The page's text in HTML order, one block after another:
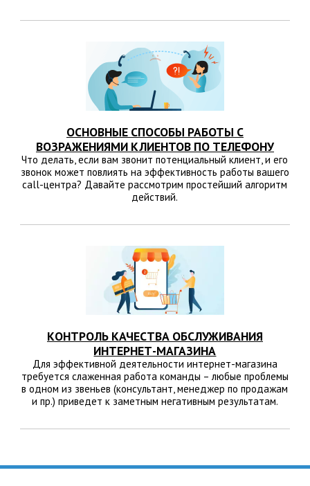
ОСНОВНЫЕ СПОСОБЫ РАБОТЫ С
ВОЗРАЖЕНИЯМИ КЛИЕНТОВ ПО ТЕЛЕФОНУ
Что делать, если вам звонит потенциальный клиент, и его
звонок может повлиять на эффективность работы вашего
call-центра? Давайте рассмотрим простейший алгоритм
действий.
КОНТРОЛЬ КАЧЕСТВА ОБСЛУЖИВАНИЯ
ИНТЕРНЕТ-МАГАЗИНА
Для эффективной деятельности интернет-магазина
требуется слаженная работа команды – любые проблемы
в одном из звеньев (консультант, менеджер по продажам
и пр.) приведет к заметным негативным результатам.